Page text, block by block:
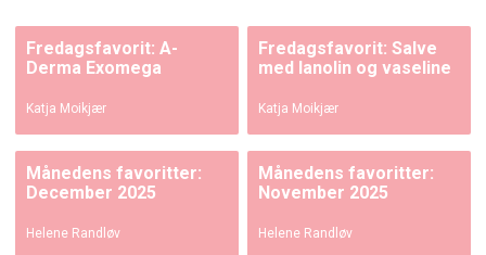
Fredagsfavorit: A-
Derma Exomega
Katja Moikjær
Fredagsfavorit: Salve
med lanolin og vaseline
Katja Moikjær
Månedens favoritter:
December 2025
Helene Randløv
Månedens favoritter:
November 2025
Helene Randløv